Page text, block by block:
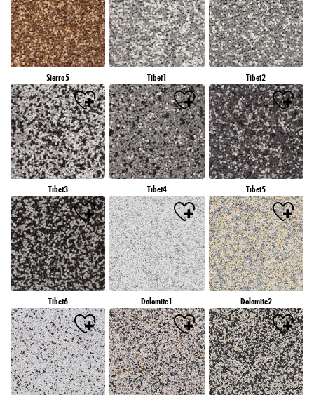
Sierra5 Tibet1 Tibet2
Tibet3 Tibet4 Tibet5
Tibet6 Dolomite1 Dolomite2